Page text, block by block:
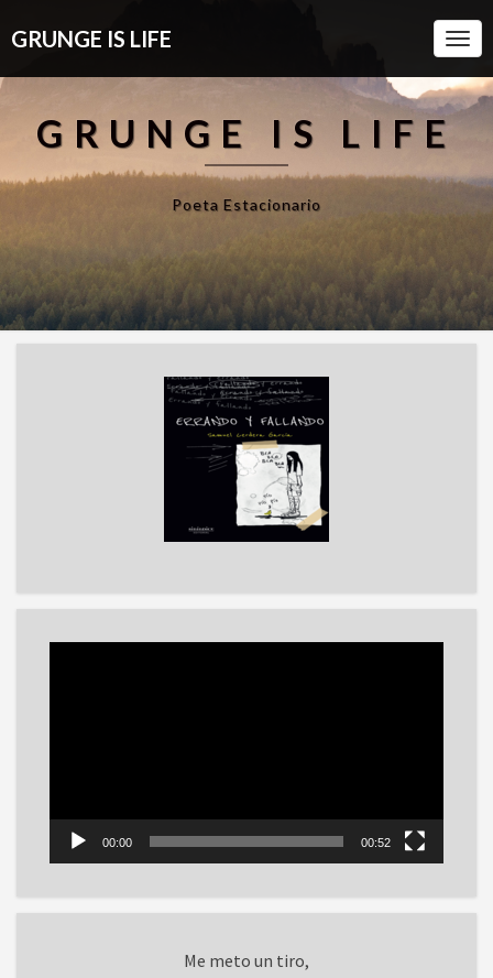
GRUNGE IS LIFE
GRUNGE IS LIFE
Poeta Estacionario
00:00 00:52
Me meto un tiro,